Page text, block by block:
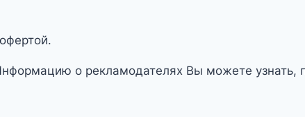
о рекламодателях Вы можете узнать,